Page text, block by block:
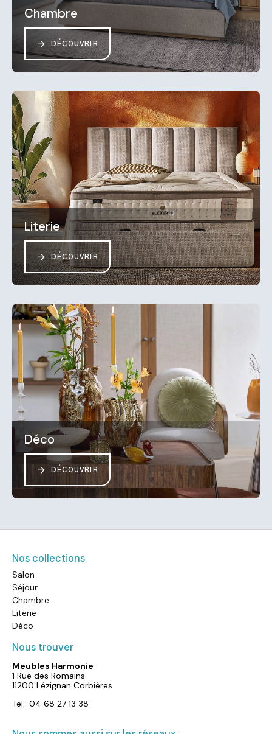
Chambre
DÉCOUVRIR
Literie
DÉCOUVRIR
Déco
DÉCOUVRIR
Nos collections
Salon
Séjour
Chambre
Literie
Déco
Nous trouver
Meubles Harmonie
1 Rue des Romains
11200 Lézignan Corbières
Tel.: 04 68 27 13 38